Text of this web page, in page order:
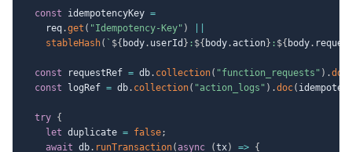
const idempotencyKey =
    req
.get ( "Idempotency-Key" )
stableHash( ` ${ body. userId } : ${ body.action} : ${ body.
const requestRef = db. collection( "function_requests" ) .doc
const logRef = db. collection( "action_logs" ) .doc(
try {
let duplicate = false;
await db. runTransaction( async (tx) => {